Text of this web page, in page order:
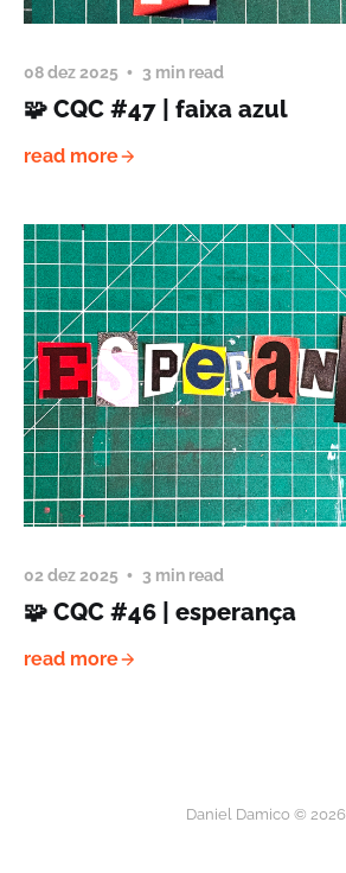
08 dez 2025 3 min read
🧩 CQC #47 | faixa azul
read more
02 dez 2025 3 min read
🧩 CQC #46 | esperança
read more
Daniel Damico © 2026